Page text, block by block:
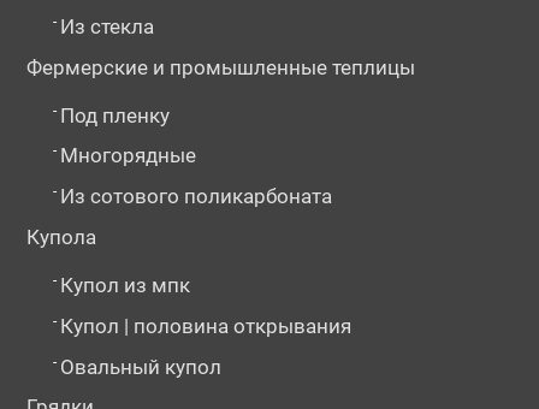
- Из стекла
Фермерские и промышленные теплицы
- Под пленку
- Многорядные
- Из сотового поликарбоната
Купола
- Купол из мпк
- Купол | половина открывания
- Овальный купол